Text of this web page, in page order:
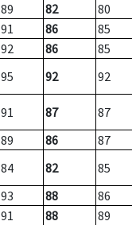
89 82
80
91 86
85
92 86
85
95 92 92
91 87
87
89 86
87
84 82
85
93 88
86
91 88
89